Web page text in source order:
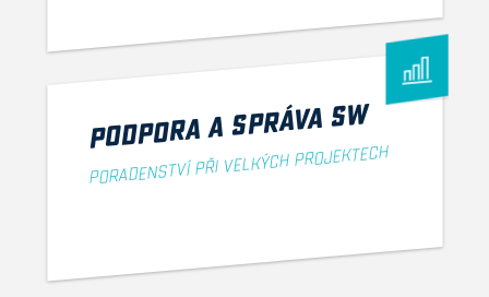
PODPORA A SPRÁVA SW
PORADENSTVÍ PŘI VELKÝCH PROJEKTECH